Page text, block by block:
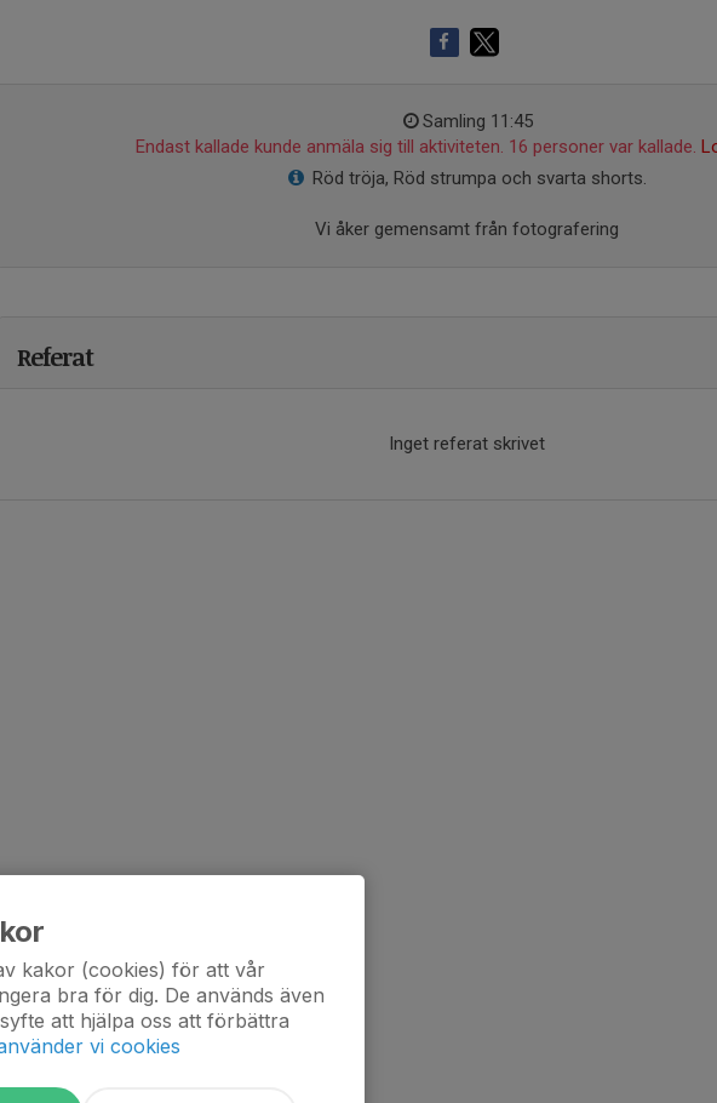
Samling 11:45
Endast kallade kunde anmäla sig till aktiviteten. 16 personer var kallade.
Röd tröja, Röd strumpa och svarta shorts.
Vi åker gemensamt från fotografering
Referat
Inget referat skrivet
kakor (cookies) för att vår
bra för dig. De används även
att hjälpa oss att förbättra
vi cookies